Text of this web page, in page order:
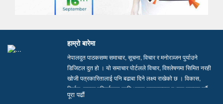
हाम्रो बारेमा
नेपालदुत पाठकसम्म समाचार, सूचना, विचार र मनोरञ्जन पुर्याउने
डिजिटल दुत हो । यो समाचार पोर्टलले विचार, विश्लेषणमा सिमित नरही
खोजी पत्रकारितालाई पनि बढाबा दिने लक्ष्य राखेको छ । विकास,
निर्माण, समाज परिवर्तनका लागि भएका सकारात्मक पक्षहरु उजागर गर्दै
सत्य, तथ्य र निष्पक्ष समाचार सम्प्रेषण गर्न हामी प्रतिवद्ध छौं…
पूरा पढाैं